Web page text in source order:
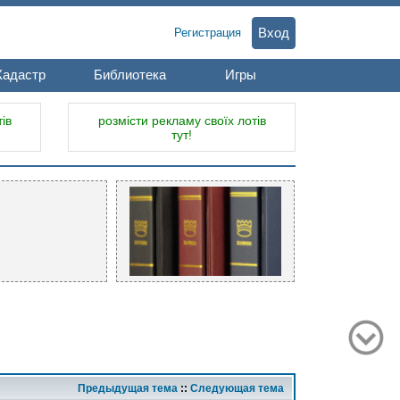
Регистрация Вход
Библиотека Игры
розмісти рекламу своїх лотів
тут!
Предыдущая тема :: Следующая тема